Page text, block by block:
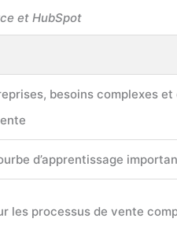
et HubSpot
besoins complexes
d’apprentissage
les processus de vente